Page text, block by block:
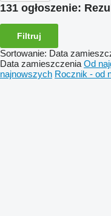
131 ogłoszenie:
Filtruj
Sortowanie: Data
Data zamieszczenia Od
najnowszych Rocznik - od